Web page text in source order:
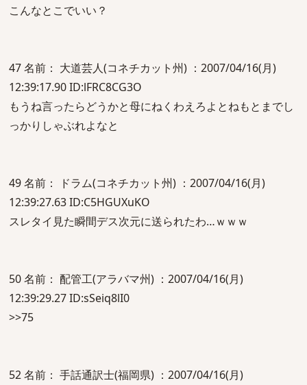
こんなとこでいい？
47 名前： 大道芸人(コネチカット州) ：2007/04/16(月)
12:39:17.90 ID:lFRC8CG3O
もうね言ったらどうかと母にねくわえろよとねもとまでし
っかりしゃぶれよなと
49 名前： ドラム(コネチカット州) ：2007/04/16(月)
12:39:27.63 ID:C5HGUXuKO
スレタイ見た瞬間デス次元に送られたわ…ｗｗｗ
50 名前： 配管工(アラバマ州) ：2007/04/16(月)
12:39:29.27 ID:sSeiq8lI0
>>75
52 名前： 手話通訳士(福岡県) ：2007/04/16(月)